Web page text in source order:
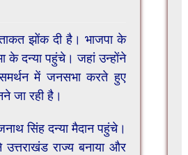
झोंक दी है। भाजपा के
के दन्या पहुंचे। जहां उन्होंने
समर्थन में जनसभा करते हुए
जा रही है।
सिंह दन्या मैदान पहुंचे।
राज्य बनाया और